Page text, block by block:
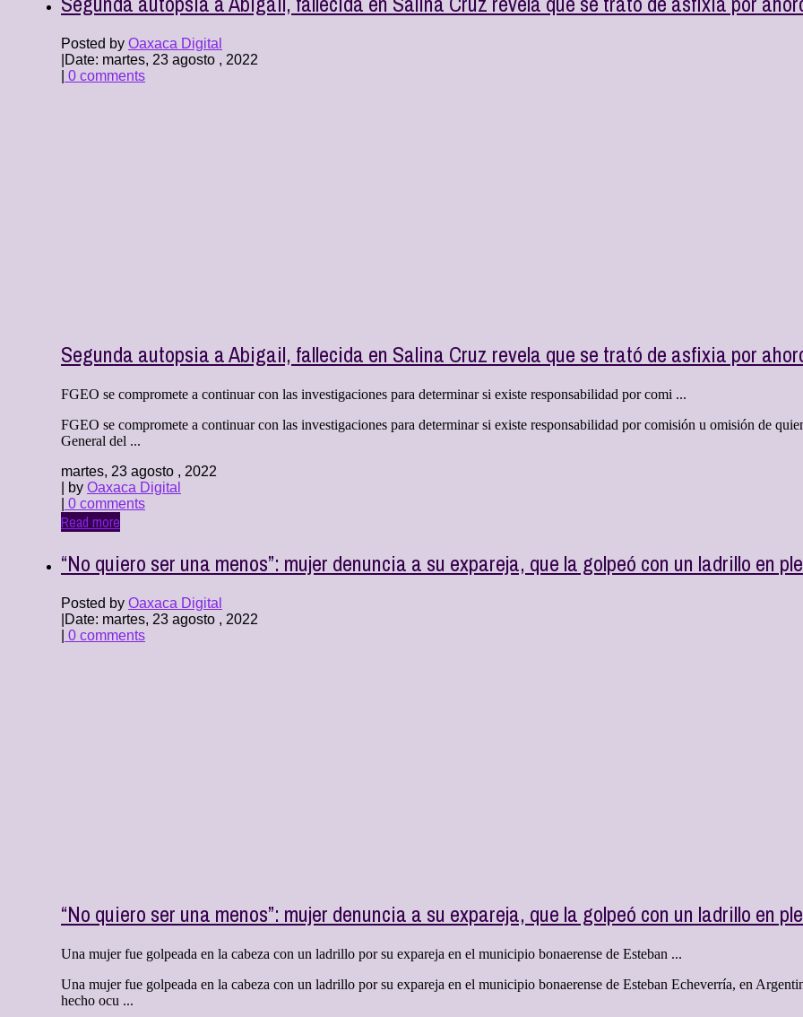
Posted by Oaxaca Digital
Date: martes, 23 agosto , 2022
0 comments
Segunda autopsia a Abigail, fallecida en Salina Cruz revela que se trató de asfixia por
FGEO se compromete a continuar con las investigaciones para determinar si existe responsabilidad por comi ...
FGEO se compromete a continuar con las investigaciones para determinar si existe responsabilidad por comisión u omisión de
General del ...
martes, 23 agosto , 2022
| by Oaxaca Digital
0 comments
Read more
“No quiero ser una menos”: mujer denuncia a su expareja, que la golpeó con un ladrillo en
Posted by Oaxaca Digital
Date: martes, 23 agosto , 2022
0 comments
“No quiero ser una menos”: mujer denuncia a su expareja, que la golpeó con un ladrillo en
Una mujer fue golpeada en la cabeza con un ladrillo por su expareja en el municipio bonaerense de Esteban ...
Una mujer fue golpeada en la cabeza con un ladrillo por su expareja en el municipio bonaerense de Esteban Echeverría, en
hecho ocu ...